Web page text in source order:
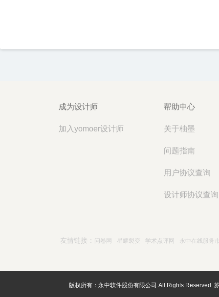
成为设计师
加入yomoer设计师
帮助中心
关于柚墨
问题指南
用户协议查询
设计师协议查询
友情链接： 问卷网 星耀裂变 学术点评网 永中在线服务
版权所有：永中软件股份有限公司 All Rights Reserved.